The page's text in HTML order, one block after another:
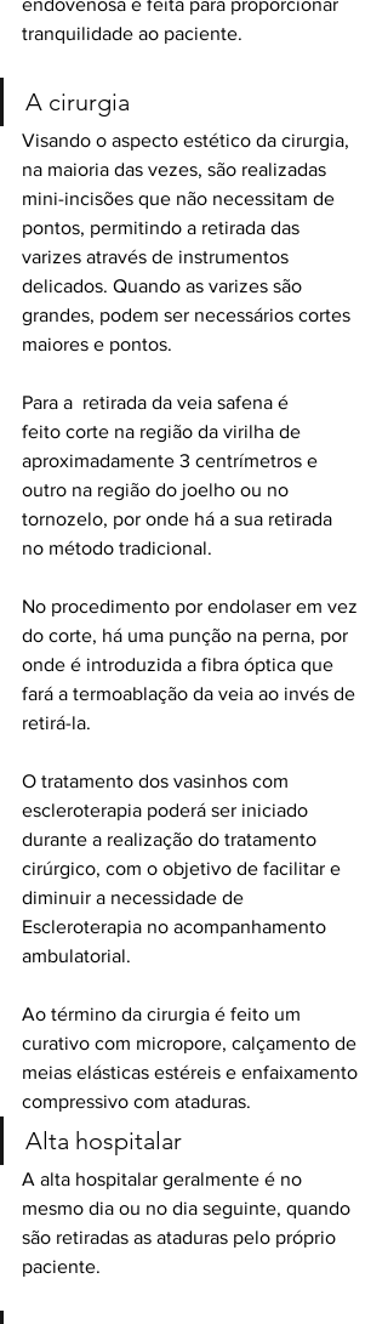
endovenosa é feita para proporcionar
tranquilidade ao paciente.
A cirurgia
Visando o aspecto estético da cirurgia,
na maioria das vezes, são realizadas
mini-incisões que não necessitam de
pontos, permitindo a retirada das
varizes através de instrumentos
delicados. Quando as varizes são
grandes, podem ser necessários cortes
maiores e pontos.
Para a  retirada da veia safena é
feito corte na região da virilha de
aproximadamente 3 centrímetros e
outro na região do joelho ou no
tornozelo, por onde há a sua retirada
no método tradicional.
No procedimento por endolaser em vez
do corte, há uma punção na perna, por
onde é introduzida a fibra óptica que
fará a termoablação da veia ao invés de
retirá-la.
O tratamento dos vasinhos com
escleroterapia poderá ser iniciado
durante a realização do tratamento
cirúrgico, com o objetivo de facilitar e
diminuir a necessidade de
Escleroterapia no acompanhamento
ambulatorial.
Ao término da cirurgia é feito um
curativo com micropore, calçamento de
meias elásticas estéreis e enfaixamento
compressivo com ataduras.​
Alta hospitalar
A alta hospitalar geralmente é no
mesmo dia ou no dia seguinte, quando
são retiradas as ataduras pelo próprio
paciente.